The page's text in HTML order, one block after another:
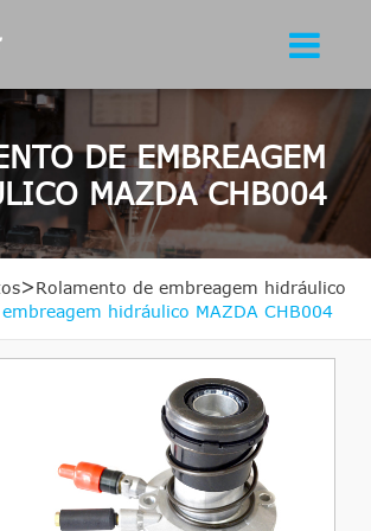
DE EMBREAGEM
MAZDA CHB004
Rolamento de embreagem hidráulico
hidráulico MAZDA CHB004